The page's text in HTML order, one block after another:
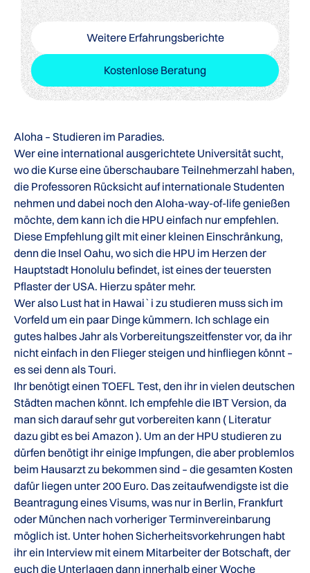
Weitere Erfahrungsberichte
Kostenlose Beratung
Aloha – Studieren im Paradies.
Wer eine international ausgerichtete Universität sucht,
wo die Kurse eine überschaubare Teilnehmerzahl haben,
die Professoren Rücksicht auf internationale Studenten
nehmen und dabei noch den Aloha-way-of-life genießen
möchte, dem kann ich die HPU einfach nur empfehlen.
Diese Empfehlung gilt mit einer kleinen Einschränkung,
denn die Insel Oahu, wo sich die HPU im Herzen der
Hauptstadt Honolulu befindet, ist eines der teuersten
Pflaster der USA. Hierzu später mehr.
Wer also Lust hat in Hawai`i zu studieren muss sich im
Vorfeld um ein paar Dinge kümmern. Ich schlage ein
gutes halbes Jahr als Vorbereitungszeitfenster vor, da ihr
nicht einfach in den Flieger steigen und hinfliegen könnt –
es sei denn als Touri.
Ihr benötigt einen TOEFL Test, den ihr in vielen deutschen
Städten machen könnt. Ich empfehle die IBT Version, da
man sich darauf sehr gut vorbereiten kann ( Literatur
dazu gibt es bei Amazon ). Um an der HPU studieren zu
dürfen benötigt ihr einige Impfungen, die aber problemlos
beim Hausarzt zu bekommen sind – die gesamten Kosten
dafür liegen unter 200 Euro. Das zeitaufwendigste ist die
Beantragung eines Visums, was nur in Berlin, Frankfurt
oder München nach vorheriger Terminvereinbarung
möglich ist. Unter hohen Sicherheitsvorkehrungen habt
ihr ein Interview mit einem Mitarbeiter der Botschaft, der
euch die Unterlagen dann innerhalb einer Woche